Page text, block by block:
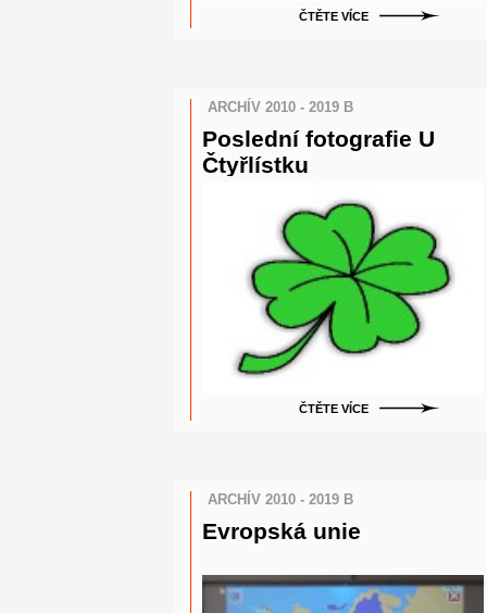
ČTĚTE VÍCE
ARCHÍV 2010 - 2019 B
Poslední fotografie U
Čtyřlístku
ČTĚTE VÍCE
ARCHÍV 2010 - 2019 B
Evropská unie